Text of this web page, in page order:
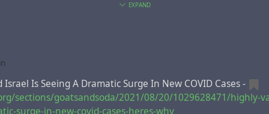
for a list of authorized COVID-19 diagnostic methods.
this change, CDC recommends clinical laboratories and
the CDC 2019-nCoV RT-PCR assay select and begin their
COVID-19 test. CDC encourages laboratories to
that can facilitate detection and differentiation of
EXPAND
Is Seeing A Dramatic Surge In New COVID Cases -
sections/goatsandsoda/2021/08/20/1029628471/highly-